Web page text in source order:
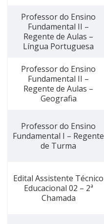
Professor do Ensino
Fundamental II –
Regente de Aulas –
Língua Portuguesa
Professor do Ensino
Fundamental II –
Regente de Aulas –
Geografia
Professor do Ensino
Fundamental I – Regente
de Turma
Edital Assistente Técnico
Educacional 02 – 2ª
Chamada